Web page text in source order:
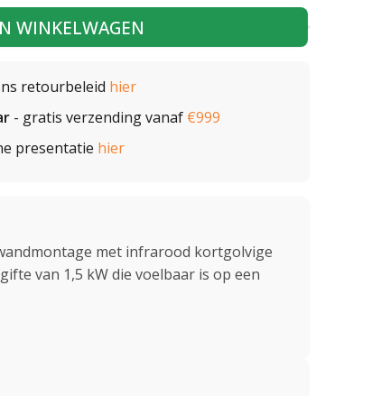
WINKELWAGEN
retourbeleid hier
- gratis verzending vanaf €999
presentatie hier
met infrarood kortgolvige
van 1,5 kW die voelbaar is op een